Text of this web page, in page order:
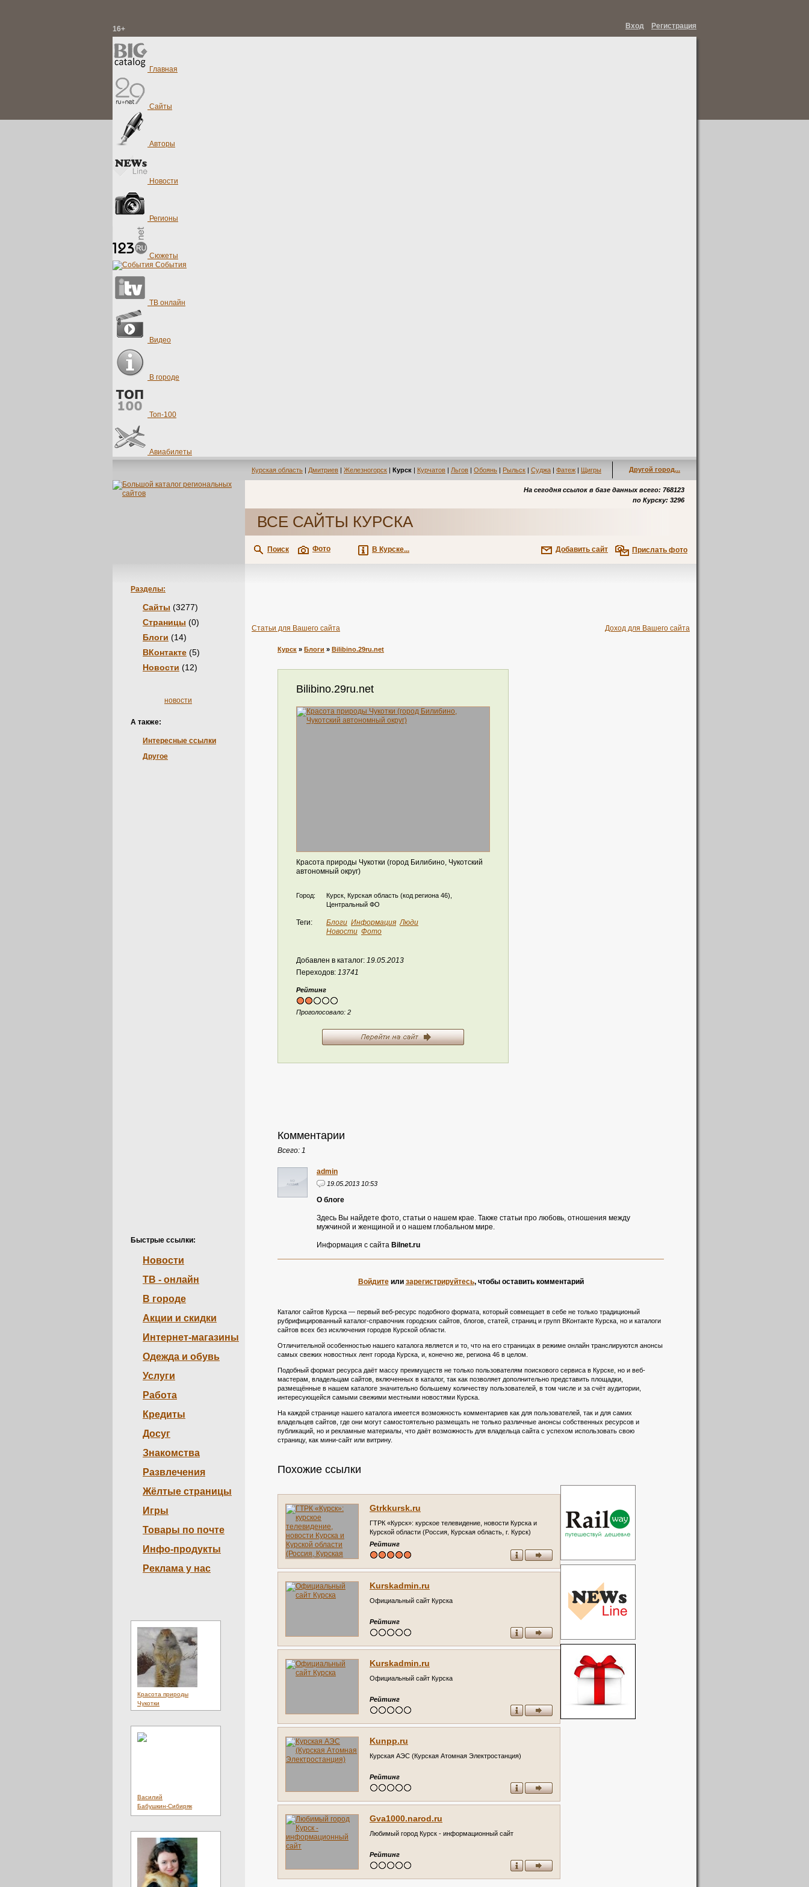
Вход Регистрация
16+
Главная
Сайты
Авторы
Новости
Регионы
Сюжеты
События
ТВ онлайн
Видео
В городе
Топ-100
Авиабилеты
Курская область | Дмитриев | Железногорск | Курск | Курчатов | Льгов | Обоянь | Рыльск | Суджа | Фатеж | Щигры Другой город...
На сегодня ссылок в базе данных всего: 768123
по Курску: 3296
ВСЕ САЙТЫ КУРСКА
Поиск Фото В Курске... Прислать фото
Добавить сайт
Разделы:
Сайты (3277)
Страницы (0)
Блоги (14)
ВКонтакте (5)
Новости (12)
новости
А также:
Интересные ссылки
Другое
Быстрые ссылки:
Новости
ТВ - онлайн
В городе
Акции и скидки
Интернет-магазины
Одежда и обувь
Услуги
Работа
Кредиты
Досуг
Знакомства
Развлечения
Жёлтые страницы
Игры
Товары по почте
Инфо-продукты
Реклама у нас
Красота природы
Чукотки
Василий
Бабушкин-Сибиряк
Статьи для Вашего сайта Доход для Вашего сайта
Курск » Блоги » Bilibino.29ru.net
Bilibino.29ru.net
Красота природы Чукотки (город Билибино, Чукотский
автономный округ)
Город:
Курск, Курская область (код региона 46),
Центральный ФО
Теги: Блоги Информация Люди
Новости Фото
Добавлен в каталог: 19.05.2013
Переходов: 13741
Рейтинг
Проголосовало: 2
Комментарии
Всего: 1
admin
19.05.2013 10:53
О блоге
Здесь Вы найдете фото, статьи о нашем крае. Также статьи про любовь, отношения между
мужчиной и женщиной и о нашем глобальном мире.
Информация с сайта Bilnet.ru
Войдитеили зарегистрируйтесь, чтобы оставить комментарий
Каталог сайтов Курска — первый веб-ресурс подобного формата, который совмещает в себе не только традиционый
рубрифицированный каталог-справочник городских сайтов, блогов, статей, страниц и групп ВКонтакте Курска, но и каталоги
сайтов всех без исключения городов Курской области.
Отличительной особенностью нашего каталога является и то, что на его страницах в режиме онлайн транслируются анонсы
самых свежих новостных лент города Курска, и, конечно же, региона 46 в целом.
Подобный формат ресурса даёт массу преимуществ не только пользователям поискового сервиса в Курске, но и веб-
мастерам, владельцам сайтов, включенных в каталог, так как позволяет дополнительно представить площадки,
размещённые в нашем каталоге значительно большему количеству пользователей, в том числе и за счёт аудитории,
интересующейся самыми свежими местными новостями Курска.
На каждой странице нашего каталога имеется возможность комментариев как для пользователей, так и для самих
владельцев сайтов, где они могут самостоятельно размещать не только различные анонсы собственных ресурсов и
публикаций, но и рекламные материалы, что даёт возможность для владельца сайта с успехом использовать свою
страницу, как мини-сайт или витрину.
Похожие ссылки
Gtrkkursk.ru
ГТРК «Курск»: курское телевидение, новости Курска и
Курской области (Россия, Курская область, г. Курск)
Рейтинг
Kurskadmin.ru
Официальный сайт Курска
Рейтинг
Kurskadmin.ru
Официальный сайт Курска
Рейтинг
Kunpp.ru
Курская АЭС (Курская Атомная Электростанция)
Рейтинг
Gva1000.narod.ru
Любимый город Курск - информационный сайт
Рейтинг